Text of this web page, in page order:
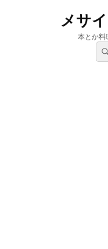
メサ
本とか料
検
索: